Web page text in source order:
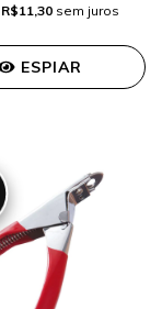
R$11,30 sem juros
ESPIAR